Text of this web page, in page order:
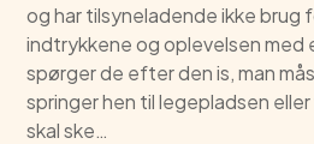
og har tilsyneladende ikke brug
indtrykkene og oplevelsen med
spørger de efter den is, man
springer hen til legepladsen eller
skal ske…